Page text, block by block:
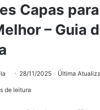
Capas
– Guia
28/11/2025 Última
de leitura